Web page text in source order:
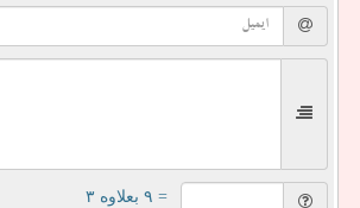
= ۹ بعلاوه ۳